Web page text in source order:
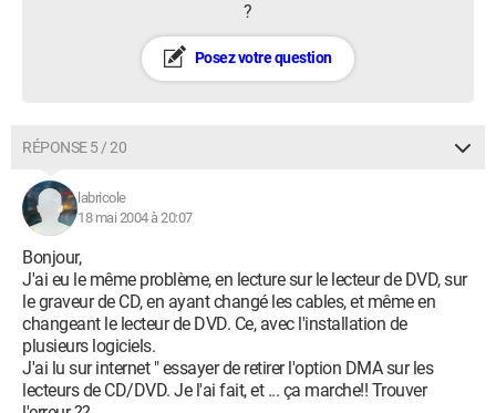
?
Posez votre question
RÉPONSE 5 / 20
labricole
18 mai 2004 à 20:07
Bonjour,
J'ai eu le même problème, en lecture sur le lecteur de DVD, sur
le graveur de CD, en ayant changé les cables, et même en
changeant le lecteur de DVD. Ce, avec l'installation de
plusieurs logiciels.
J'ai lu sur internet " essayer de retirer l'option DMA sur les
lecteurs de CD/DVD. Je l'ai fait, et ... ça marche!! Trouver